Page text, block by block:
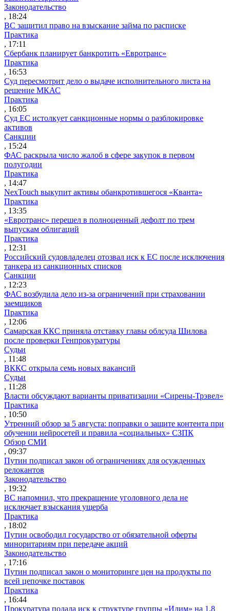
Законодательство
, 18:24
ВС защитил право на взыскание займа по расписке
Практика
, 17:11
Сбербанк планирует банкротить «Евротранс»
Практика
, 16:53
Суд пересмотрит дело о выдаче исполнительного листа на
решение МКАС
Практика
, 16:05
Суд ЕС истолкует санкционные нормы о разблокировке
активов
Санкции
, 15:24
ФАС раскрыла число жалоб в сфере закупок в первом
полугодии
Практика
, 14:47
NexTouch выкупит активы обанкротившегося «Кванта»
Практика
, 13:35
«Евротранс» перешел в полноценный дефолт по трем
выпускам облигаций
Практика
, 12:31
Российский судовладелец отозвал иск к ЕС после исключения
танкера из санкционных списков
Санкции
, 12:23
ФАС возбудила дело из-за ограничений при страховании
заемщиков
Практика
, 12:06
Самарская ККС приняла отставку главы облсуда Шилова
после проверки Генпрокуратуры
Судьи
, 11:48
ВККС открыла семь новых вакансий
Судьи
, 11:28
Власти обсуждают варианты приватизации «Сирены-Трэвел»
Практика
, 10:50
Утренний обзор за 5 августа: поправки о защите контента при
обучении нейросетей и правила «социальных» СЗПК
Обзор СМИ
, 09:37
Путин подписал закон об ограничениях для осужденных
релокантов
Законодательство
, 19:32
ВС напомнил, что прекращение уголовного дела не
исключает взыскания ущерба
Практика
, 18:02
Путин освободил государство от обязательной оферты
миноритариям при передаче акций
Законодательство
, 17:16
Путин подписал закон о мониторинге цен на продукты по
всей цепочке поставок
Практика
, 16:44
Прокуратура подала иск к структуре группы «Илим» на 1,8